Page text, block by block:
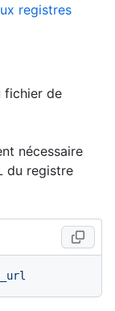
registres
fichier de
nécessaire
du registre